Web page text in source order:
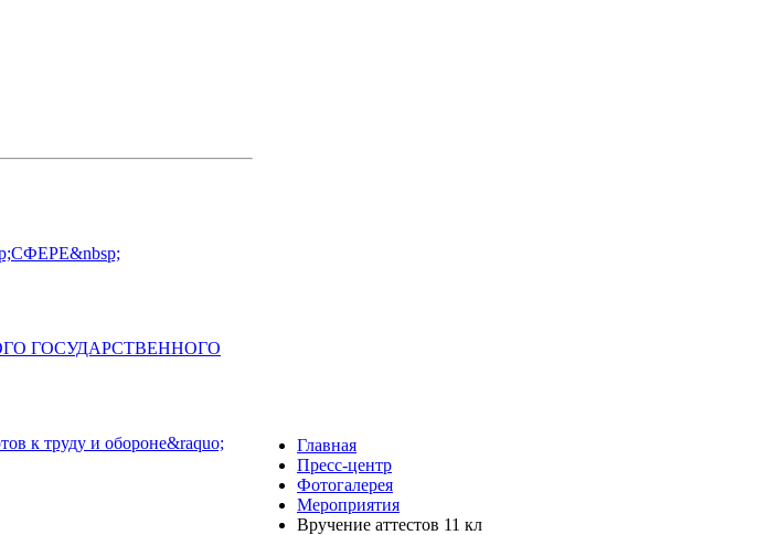
Главная
Пресс-центр
Фотогалерея
Мероприятия
Вручение аттестов 11 кл